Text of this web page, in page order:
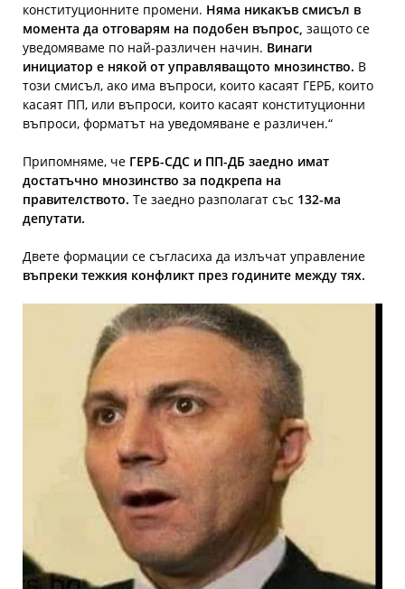
конституционните промени. Няма никакъв смисъл в
момента да отговарям на подобен въпрос, защото се
уведомяваме по най-различен начин. Винаги
инициатор е някой от управляващото мнозинство. В
този смисъл, ако има въпроси, които касаят ГЕРБ, които
касаят ПП, или въпроси, които касаят конституционни
въпроси, форматът на уведомяване е различен.“
Припомняме, че ГЕРБ-СДС и ПП-ДБ заедно имат
достатъчно мнозинство за подкрепа на
правителството. Те заедно разполагат със 132-ма
депутати.
Двете формации се съгласиха да излъчат управление
въпреки тежкия конфликт през годините между тях.